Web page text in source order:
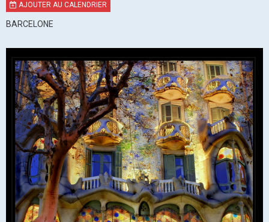
AJOUTER AU CALENDRIER
BARCELONE